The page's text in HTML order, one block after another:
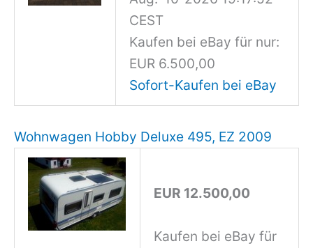
CEST
Kaufen bei eBay für nur:
EUR 6.500,00
Sofort-Kaufen bei eBay
Wohnwagen Hobby Deluxe 495, EZ 2009
EUR 12.500,00
Kaufen bei eBay für